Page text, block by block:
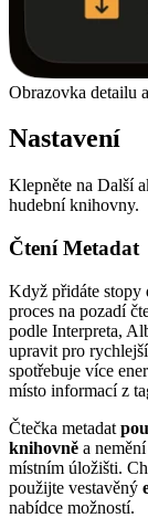
Obrazovka detailu
Nastavení
Klepněte na Další
hudební knihovny.
Čtení Metadat
Když přidáte stopy
proces na pozadí
podle Interpreta,
upravit pro
spotřebuje více
místo informací z
Čtečka metadat
knihovně a
místním úložišti.
použijte vestavěný
nabídce možností.